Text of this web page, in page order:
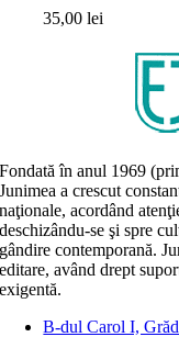
35,00lei
Fondată în anul 1969
Junimea a crescut
naţionale, acordând
deschizându-se şi spre
gândire contemporană.
editare, având drept
exigentă.
B-dul Carol I,